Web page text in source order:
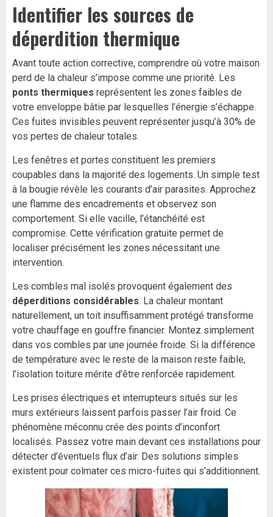
Identifier les sources de
déperdition thermique
Avant toute action corrective, comprendre où votre maison
perd de la chaleur s’impose comme une priorité. Les
ponts thermiques représentent les zones faibles de
votre enveloppe bâtie par lesquelles l’énergie s’échappe.
Ces fuites invisibles peuvent représenter jusqu’à 30% de
vos pertes de chaleur totales.
Les fenêtres et portes constituent les premiers
coupables dans la majorité des logements. Un simple test
à la bougie révèle les courants d’air parasites. Approchez
une flamme des encadrements et observez son
comportement. Si elle vacille, l’étanchéité est
compromise. Cette vérification gratuite permet de
localiser précisément les zones nécessitant une
intervention.
Les combles mal isolés provoquent également des
déperditions considérables. La chaleur montant
naturellement, un toit insuffisamment protégé transforme
votre chauffage en gouffre financier. Montez simplement
dans vos combles par une journée froide. Si la différence
de température avec le reste de la maison reste faible,
l’isolation toiture mérite d’être renforcée rapidement.
Les prises électriques et interrupteurs situés sur les
murs extérieurs laissent parfois passer l’air froid. Ce
phénomène méconnu crée des points d’inconfort
localisés. Passez votre main devant ces installations pour
détecter d’éventuels flux d’air. Des solutions simples
existent pour colmater ces micro-fuites qui s’additionnent.